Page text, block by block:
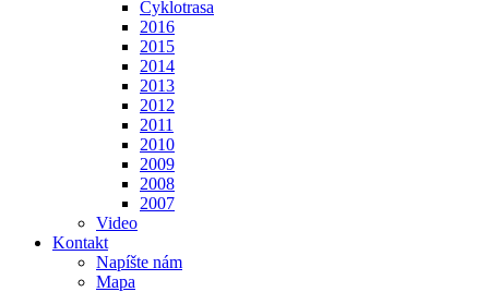
Cyklotrasa
2016
2015
2014
2013
2012
2011
2010
2009
2008
2007
Video
Kontakt
Napíšte nám
Mapa